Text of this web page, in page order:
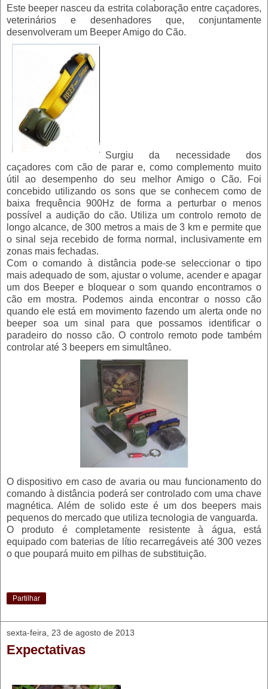
Este beeper nasceu da estrita colaboração entre caçadores,
veterinários e desenhadores que, conjuntamente
desenvolveram um Beeper Amigo do Cão.
Surgiu da necessidade dos
caçadores com cão de parar e, como complemento muito
útil ao desempenho do seu melhor Amigo o Cão. Foi
concebido utilizando os sons que se conhecem como de
baixa frequência 900Hz de forma a perturbar o menos
possível a audição do cão. Utiliza um controlo remoto de
longo alcance, de 300 metros a mais de 3 km e permite que
o sinal seja recebido de forma normal, inclusivamente em
zonas mais fechadas.
Com o comando à distância pode-se seleccionar o tipo
mais adequado de som, ajustar o volume, acender e apagar
um dos Beeper e bloquear o som quando encontramos o
cão em mostra. Podemos ainda encontrar o nosso cão
quando ele está em movimento fazendo um alerta onde no
beeper soa um sinal para que possamos identificar o
paradeiro do nosso cão. O controlo remoto pode também
controlar até 3 beepers em simultâneo.
O dispositivo em caso de avaria ou mau funcionamento do
comando à distância poderá ser controlado com uma chave
magnética. Além de solido este é um dos beepers mais
pequenos do mercado que utiliza tecnologia de vanguarda.
O produto é completamente resistente à água, está
equipado com baterias de lítio recarregáveis até 300 vezes
o que poupará muito em pilhas de substituição.
Partilhar
sexta-feira, 23 de agosto de 2013
Expectativas